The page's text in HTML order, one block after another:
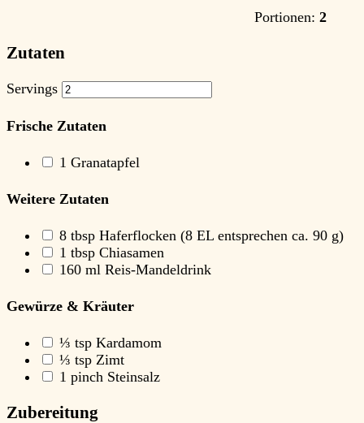
Portionen: 2
Zutaten
Servings
Frische Zutaten
1 Granatapfel
Weitere Zutaten
8 tbsp Haferflocken (8 EL entsprechen ca. 90 g)
1 tbsp Chiasamen
160 ml Reis-Mandeldrink
Gewürze & Kräuter
⅓ tsp Kardamom
⅓ tsp Zimt
1 pinch Steinsalz
Zubereitung